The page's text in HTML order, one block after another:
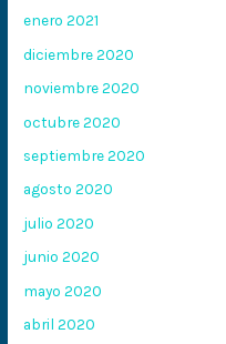
enero 2021
diciembre 2020
noviembre 2020
octubre 2020
septiembre 2020
agosto 2020
julio 2020
junio 2020
mayo 2020
abril 2020